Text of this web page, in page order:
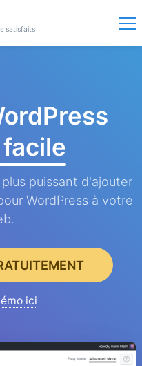
satisfaits
puissant d'ajouter
WordPress à votre
ici